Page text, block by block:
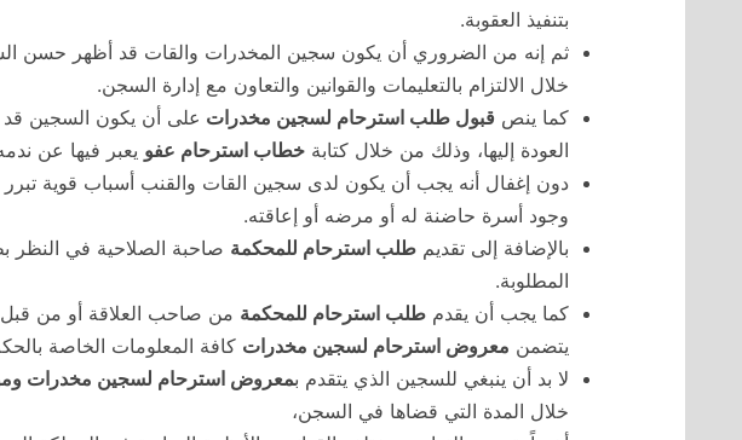
بتنفيذ العقوبة.
ثم إنه من الضروري أن يكون سجين المخدرات والقات قد أظهر حسن
خلال الالتزام بالتعليمات والقوانين والتعاون مع إدارة السجن.
كما ينص قبول طلب استرحام لسجين مخدرات على أن يكون السجين قد
العودة إليها، وذلك من خلال كتابة خطاب استرحام عفو يعبر فيها عن
دون إغفال أنه يجب أن يكون لدى سجين القات والقنب أسباب قوية تبرر
وجود أسرة حاضنة له أو مرضه أو إعاقته.
بالإضافة إلى تقديم طلب استرحام للمحكمة صاحبة الصلاحية في النظر
المطلوبة.
كما يجب أن يقدم طلب استرحام للمحكمة من صاحب العلاقة أو من قبل
يتضمن معروض استرحام لسجين مخدرات كافة المعلومات الخاصة
لا بد أن ينبغي للسجين الذي يتقدم بمعروض استرحام لسجين مخدرات
خلال المدة التي قضاها في السجن،